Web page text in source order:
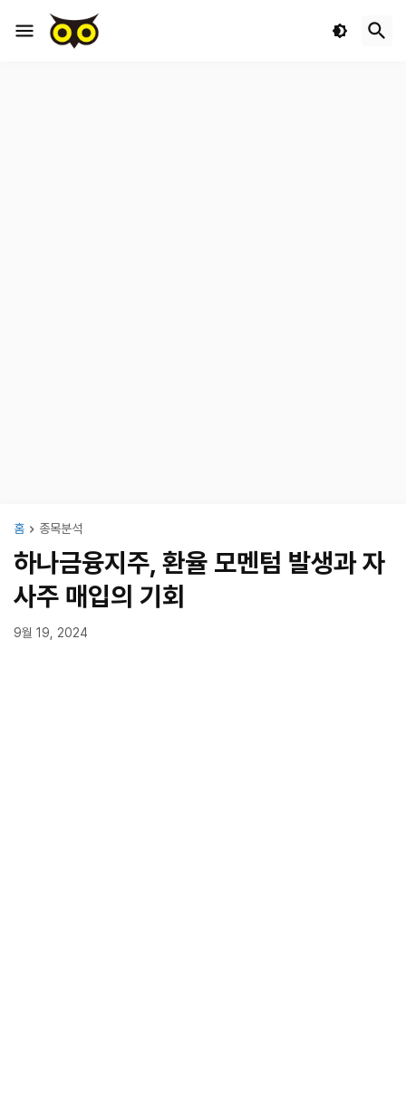
홈 종목분석
하나금융지주, 환율 모멘텀 발생과 자
사주 매입의 기회
9월 19, 2024